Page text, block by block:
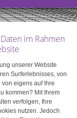
dem Begriff
einen Vorfall
Spielbank des
Partie ist
gefallen.
dass die Kugel
sie Spiel um
mehrere
im Rahmen
unserer Website
Surferlebnisses, von
eigens auf Ihre
kommen? Mit Ihrem
verfolgen, Ihre
nutzen. Jedoch